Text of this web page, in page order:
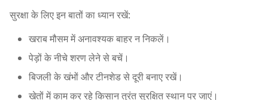
सुरक्षा के लिए इन बातों का ध्यान रखें:
खराब मौसम में अनावश्यक बाहर न निकलें।
पेड़ों के नीचे शरण लेने से बचें।
बिजली के खंभों और टीनशेड से दूरी बनाए रखें।
खेतों में काम कर रहे किसान तुरंत सुरक्षित स्थान पर जाएं।